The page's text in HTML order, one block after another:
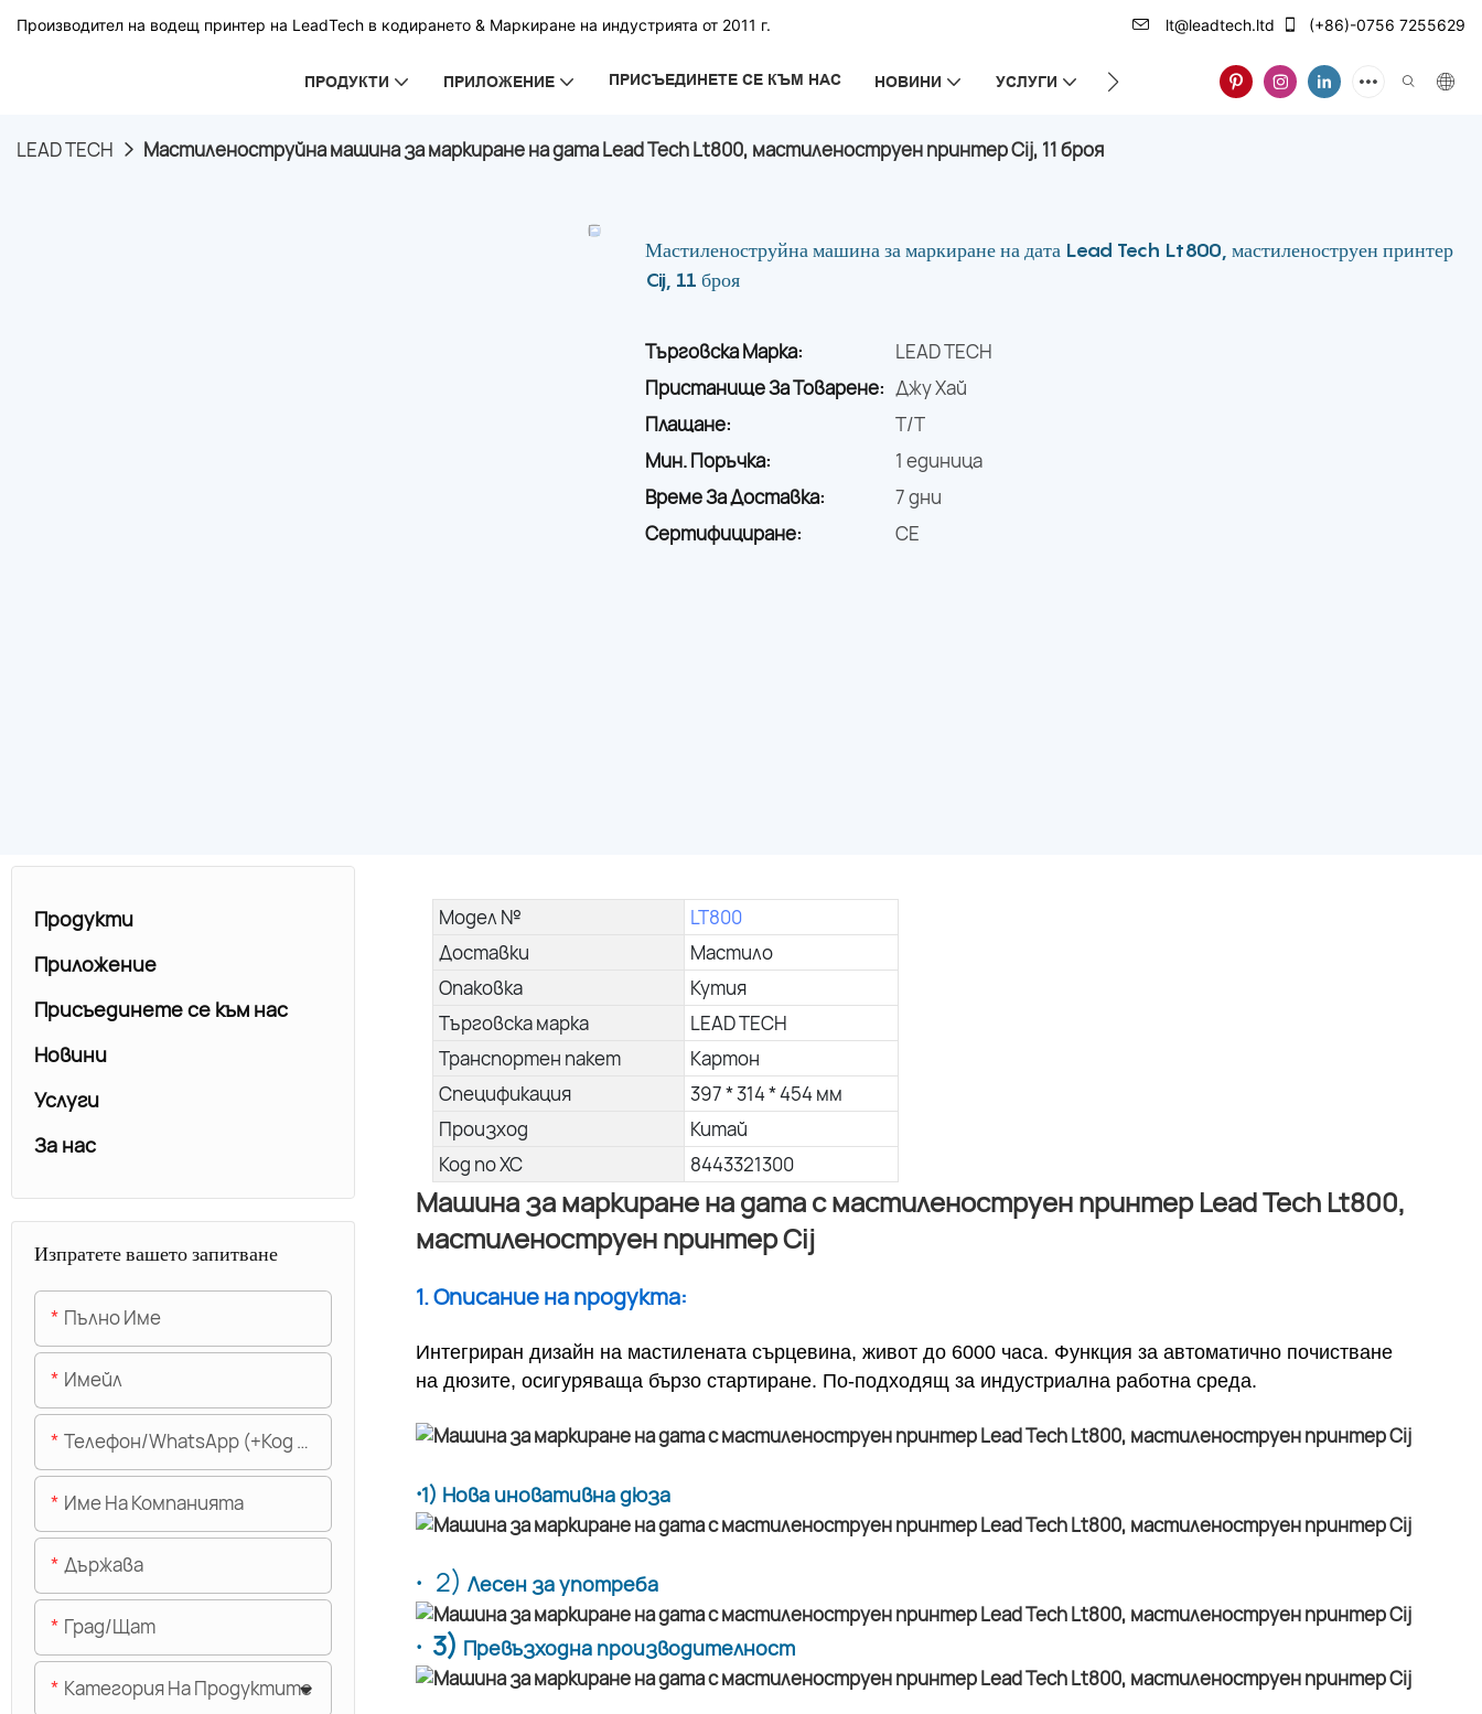
Производител на водещ принтер на LeadTech в кодирането & Маркиране на индустрията от 2011 г. lt@leadtech.ltd (+86)-0756 7255629
ПРОДУКТИ ПРИЛОЖЕНИЕ ПРИСЪЕДИНЕТЕ СЕ КЪМ НАС НОВИНИ УСЛУГИ ЗА НАС
LEAD TECH Мастиленоструйна машина за маркиране на дата Lead Tech Lt800, мастиленоструен принтер Cij, 11 броя
Мастиленоструйна машина за маркиране на дата Lead Tech Lt800, мастиленоструен принтер
Cij, 11 броя
Търговска Марка:
LEAD TECH
Пристанище За Товарене: Джу Хай
Плащане:
T/T
Мин. Поръчка:
1 единица
Време За Доставка:
7 дни
Сертифициране:
CE
Модел №
LT800
Доставки
Мастило
Опаковка
Кутия
Търговска марка
LEAD TECH
Транспортен пакет
Картон
Спецификация
397 * 314 * 454 мм
Произход
Китай
Код по ХС
8443321300
Машина за маркиране на дата с мастиленоструен принтер Lead Tech Lt800,
мастиленоструен принтер Cij
1. Описание на продукта:
Интегриран дизайн на мастилената сърцевина, живот до 6000 часа. Функция за автоматично почистване
на дюзите, осигуряваща бързо стартиране. По-подходящ за индустриална работна среда.
·1) Нова иновативна дюза
· 2)Лесен за употреба
· 3) Превъзходна производителност
Продукти
Приложение
Присъединете се към нас
Новини
Услуги
За нас
Изпратете вашето запитване
Пълно Име
Имейл
Телефон/WhatsApp (+Код На Областта)
Име На Компанията
Държава
Град/щат
Категория На Продуктите